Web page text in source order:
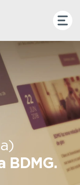
BDMG.